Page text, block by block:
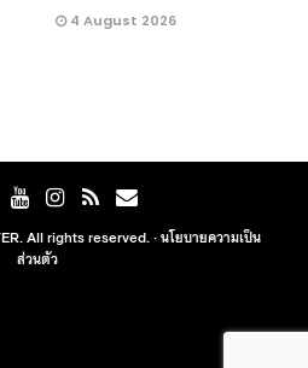
4 August 2026
All rights reserved. ·นโยบายความเป็น
ส่วนตัว